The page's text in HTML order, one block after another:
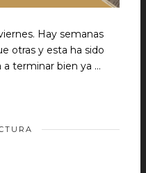
Hay semanas
otras y esta ha sido
a terminar bien ya …